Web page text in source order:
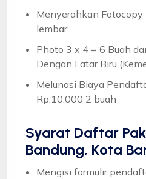
Menyerahkan Fotocopy
lembar
Photo 3 x 4 = 6 Buah
Dengan Latar Biru
Melunasi Biaya
Rp.10.000 2 buah
Syarat Daftar
Bandung, Kota
Mengisi formulir